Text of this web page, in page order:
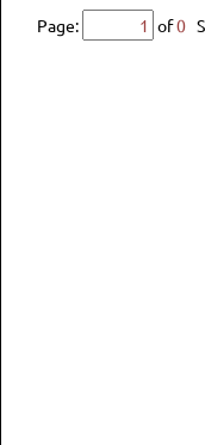
Page: of0